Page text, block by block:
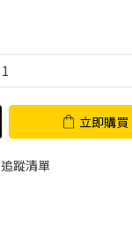
立即購買
蹤清單